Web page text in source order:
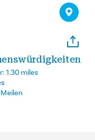
1.30 miles
Meilen